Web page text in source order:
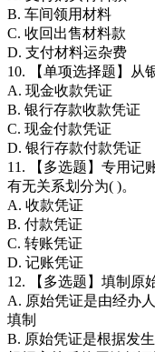
B. 车间领用材料
C. 收回出售材料款
D. 支付材料运杂费
10. 【单项选择题】从
A. 现金收款凭证
B. 银行存款收款凭证
C. 现金付款凭证
D. 银行存款付款凭证
11. 【多选题】专用记
有无关系划分为( )。
A. 收款凭证
B. 付款凭证
C. 转账凭证
D. 记账凭证
12. 【多选题】填制原
A. 原始凭证是由经办
填制
B. 原始凭证是根据发